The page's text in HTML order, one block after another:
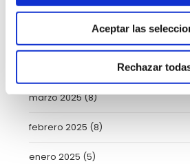
Aceptar las
Rechazar
junio 2025(6)
marzo 2025(8)
febrero 2025 (8)
enero 2025 (5)